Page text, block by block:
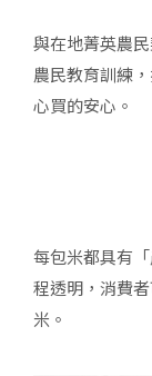
與在地菁英農
農民教育訓練
心買的安心。
每包米都具有
程透明，消費
米。